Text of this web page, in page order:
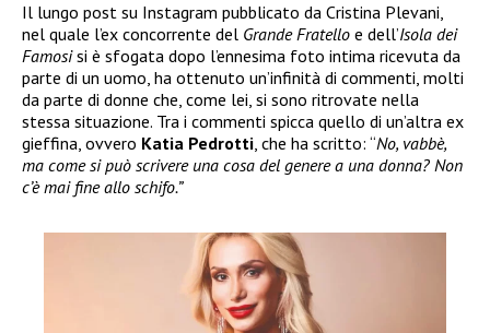
Il lungo post su Instagram pubblicato da Cristina Plevani,
nel quale l’ex concorrente del Grande Fratello e dell’Isola dei
Famosisi è sfogata dopo l’ennesima foto intima ricevuta da
parte di un uomo, ha ottenuto un’infinità di commenti, molti
da parte di donne che, come lei, si sono ritrovate nella
stessa situazione. Tra i commenti spicca quello di un’altra ex
gieffina, ovvero Katia Pedrotti, che ha scritto: “No, vabbè,
ma come si può scrivere una cosa del genere a una donna? Non
c’è mai fine allo schifo.”